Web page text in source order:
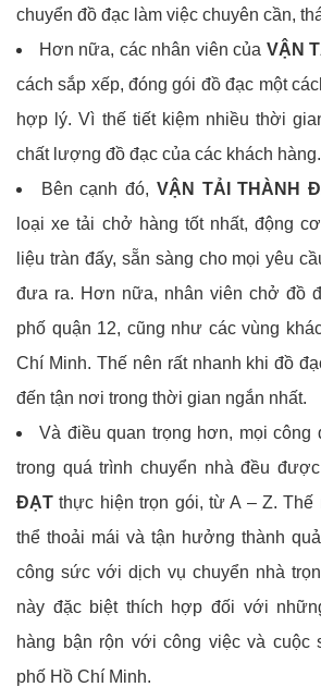
chuyển đồ đạc làm việc chuyên cần,
Hơn nữa, các nhân viên của VẬN
cách sắp xếp, đóng gói đồ đạc một
hợp lý. Vì thế tiết kiệm nhiều thời
chất lượng đồ đạc của các khách hàng.
Bên cạnh đó, VẬN TẢI THÀNH
loại xe tải chở hàng tốt nhất, động
liệu tràn đấy, sẵn sàng cho mọi yêu
đưa ra. Hơn nữa, nhân viên chở đồ
phố quận 12, cũng như các vùng
Chí Minh. Thế nên rất nhanh khi đồ
đến tận nơi trong thời gian ngắn nhất.
Và điều quan trọng hơn, mọi công
trong quá trình chuyển nhà đều được
ĐẠT thực hiện trọn gói, từ A – Z. Thế
thể thoải mái và tận hưởng thành
công sức với dịch vụ chuyển nhà
này đặc biệt thích hợp đối với
hàng bận rộn với công việc và cuộc
phố Hồ Chí Minh.